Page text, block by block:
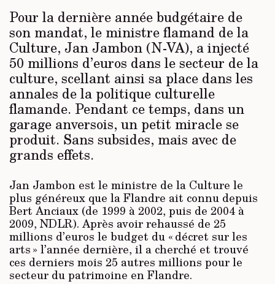
Pour la dernière année budgétaire de
son mandat, le ministre flamand de la
Culture, Jan Jambon (N-VA), a injecté
50 millions d’euros dans le secteur de la
culture, scellant ainsi sa place dans les
annales de la politique culturelle
flamande. Pendant ce temps, dans un
garage anversois, un petit miracle se
produit. Sans subsides, mais avec de
grands effets.
Jan Jambon est le ministre de la Culture le
plus généreux que la Flandre ait connu depuis
Bert Anciaux (de 1999 à 2002, puis de 2004 à
2009, NDLR). Après avoir rehaussé de 25
millions d’euros le budget du « décret sur les
arts » l’année dernière, il a cherché et trouvé
ces derniers mois 25 autres millions pour le
secteur du patrimoine en Flandre.